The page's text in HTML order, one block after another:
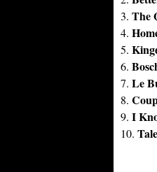
3. The
4.
5.
6.
7. Le
8.
9. I
10.